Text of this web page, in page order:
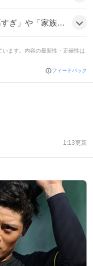
り、値上げに対する不満の意見が見られます。
ます。内容の最新性・正確性は
フィードバック
1:13更新